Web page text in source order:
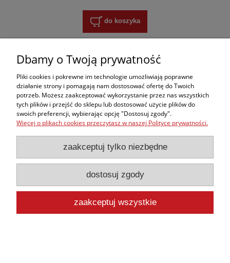
do koszyka
Fantom Adult Airway Management
Trainer
Dbamy o Twoją prywatność
Pliki cookies i pokrewne im technologie umożliwiają poprawne
działanie strony i pomagają nam dostosować ofertę do Twoich
potrzeb. Możesz zaakceptować wykorzystanie przez nas wszystkich
tych plików i przejść do sklepu lub dostosować użycie plików do
swoich preferencji, wybierając opcję "Dostosuj zgody".
Więcej o plikach cookies przeczytasz w naszej Polityce prywatności.
zaakceptuj tylko niezbędne
dostosuj zgody
zaakceptuj wszystkie